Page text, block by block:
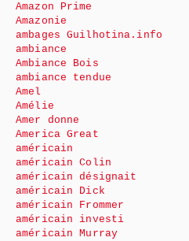
Amazon Prime
Amazonie
ambages Guilhotina.info
ambiance
Ambiance Bois
ambiance tendue
Amel
Amélie
Amer donne
America Great
américain
américain Colin
américain désignait
américain Dick
américain Frommer
américain investi
américain Murray